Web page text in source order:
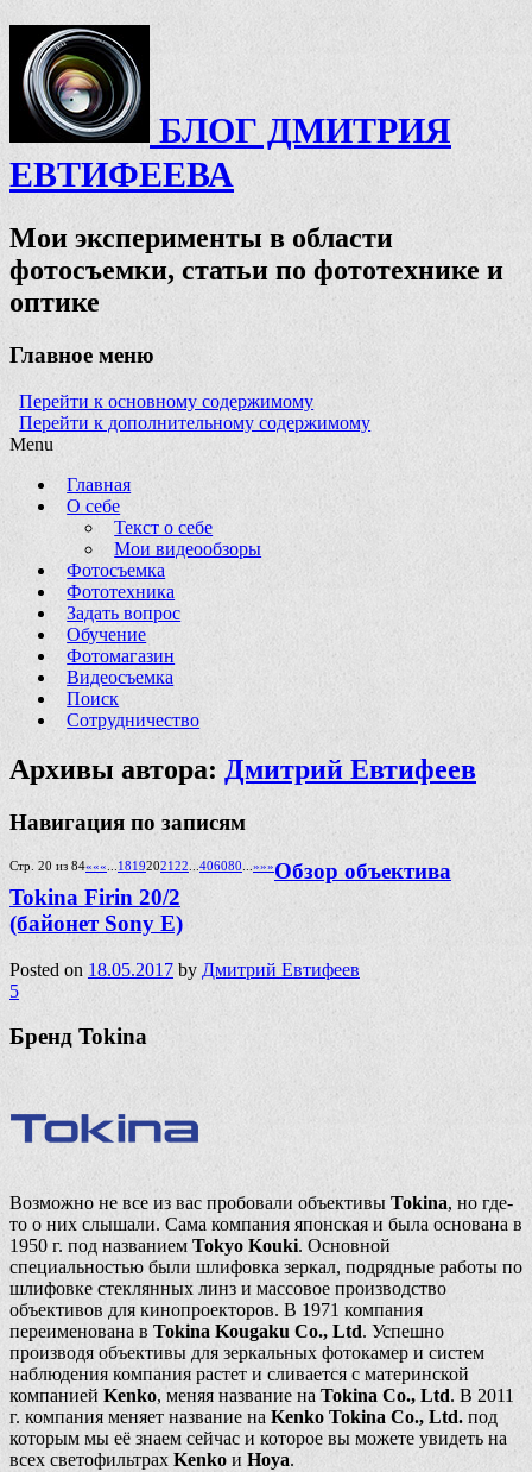
БЛОГ ДМИТРИЯ
ЕВТИФЕЕВА
Мои эксперименты в области
фотосъемки, статьи по фототехнике и
оптике
Главное меню
Перейти к основному содержимому
Перейти к дополнительному содержимому
Menu
Главная
О себе
Текст о себе
Мои видеообзоры
Фотосъемка
Фототехника
Задать вопрос
Обучение
Фотомагазин
Видеосъемка
Поиск
Сотрудничество
Архивы автора: Дмитрий Евтифеев
Навигация по записям
Стр. 20 из 84««« 1819202122 406080 »»»Обзор объектива
Tokina Firin 20/2
(байонет Sony E)
Posted on 18.05.2017 by Дмитрий Евтифеев
5
Бренд Tokina
Возможно не все из вас пробовали объективы Tokina, но где-
то о них слышали. Сама компания японская и была основана в
1950 г. под названием Tokyo Kouki. Основной
специальностью были шлифовка зеркал, подрядные работы по
шлифовке стеклянных линз и массовое производство
объективов для кинопроекторов. В 1971 компания
переименована в Tokina Kougaku Co., Ltd. Успешно
производя объективы для зеркальных фотокамер и систем
наблюдения компания растет и сливается с материнской
компанией Kenko, меняя название на Tokina Co., Ltd. В 2011
г. компания меняет название на Kenko Tokina Co., Ltd. под
которым мы её знаем сейчас и которое вы можете увидеть на
всех светофильтрах Kenko и Hoya.